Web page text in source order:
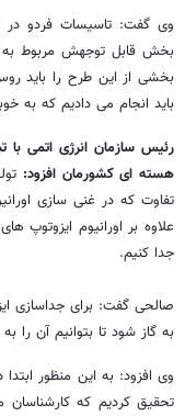
وی گفت: تاسیسات فردو در
بخش قابل توجهش مربوط به
بخشی از این طرح را باید
باید انجام می دادیم که به
رئیس سازمان انرژی اتمی
هسته ای کشورمان افزود:
علاوه بر اورانیوم ایزوتوپ
جدا کنیم.
صالحی گفت: برای جداسازی
به گاز شود تا بتوانیم آن را
وی افزود: به این منظور
تحقیق کردیم که